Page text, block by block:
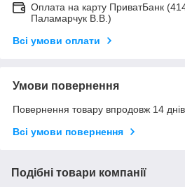
Оплата на карту ПриватБанк
Паламарчук В.В.)
Всі умови оплати
Умови повернення
Повернення товару впродовж 14
Всі умови повернення
Подібні товари компанії